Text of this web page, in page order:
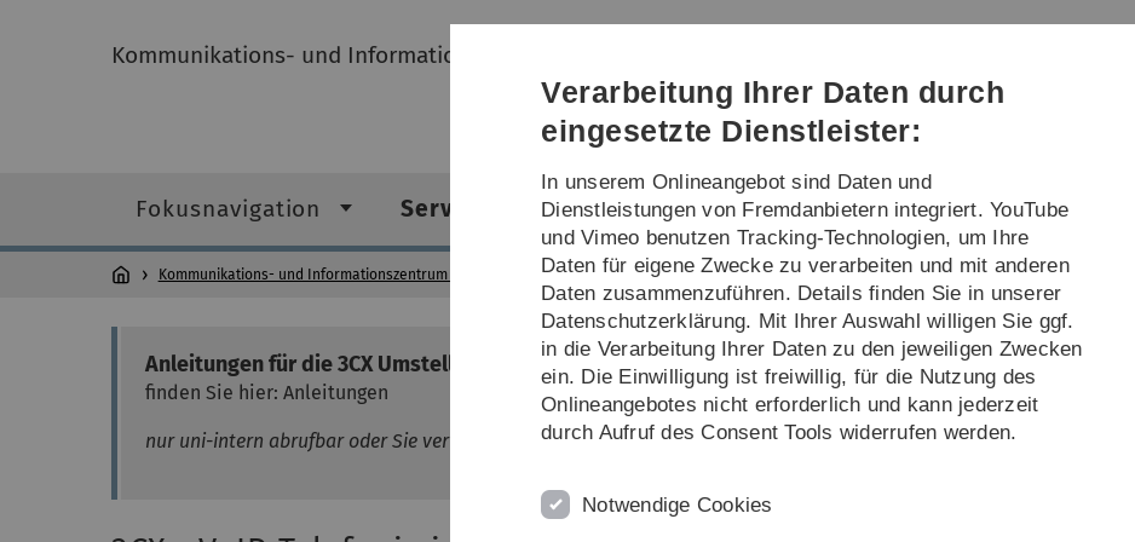
Direkt
Direkt
Direkt
(Sprache,
Drucken,
Social
Direkt
Direkt
Kommunikations- und Informationszentrum (kiz)
Fokusnavigation Service-Katalog Projekte Weiteres
Kommunikations- und Informationszentrum (kiz) Service-Katalog Kommunikation Telefonie 3CX - VoIP-Telefonie im Homeoffice
Anleitungen für die 3CX Umstellung
finden Sie hier: Anleitungen
nur uni-intern abrufbar oder Sie verwenden eineVPN-Verbindung
Verarbeitung Ihrer Daten durch
eingesetzte Dienstleister:
In unserem Onlineangebot sind Daten und
Dienstleistungen von Fremdanbietern integriert. YouTube
und Vimeo benutzen Tracking-Technologien, um Ihre
Daten für eigene Zwecke zu verarbeiten und mit anderen
Daten zusammenzuführen. Details finden Sie in unserer
Datenschutzerklärung. Mit Ihrer Auswahl willigen Sie ggf.
in die Verarbeitung Ihrer Daten zu den jeweiligen Zwecken
ein. Die Einwilligung ist freiwillig, für die Nutzung des
Onlineangebotes nicht erforderlich und kann jederzeit
durch Aufruf des Consent Tools widerrufen werden.
Notwendige Cookies